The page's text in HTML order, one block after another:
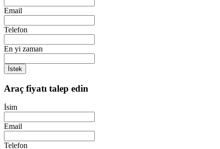
Email
Telefon
En yi zaman
İstek
Araç fiyatı talep edin
İsim
Email
Telefon